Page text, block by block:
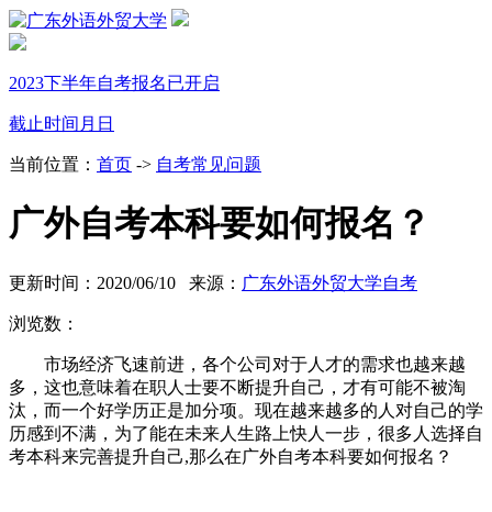
2023下半年自考报名已开启
截止时间 月 日
当前位置： 首页 -> 自考常见问题
广外自考本科要如何报名？
更新时间：2020/06/10 来源： 广东外语外贸大学自考
浏览数：
市场经济飞速前进，各个公司对于人才的需求也越来越
多，这也意味着在职人士要不断提升自己，才有可能不被淘
汰，而一个好学历正是加分项。现在越来越多的人对自己的学
历感到不满，为了能在未来人生路上快人一步，很多人选择自
考本科来完善提升自己,那么在广外自考本科要如何报名？